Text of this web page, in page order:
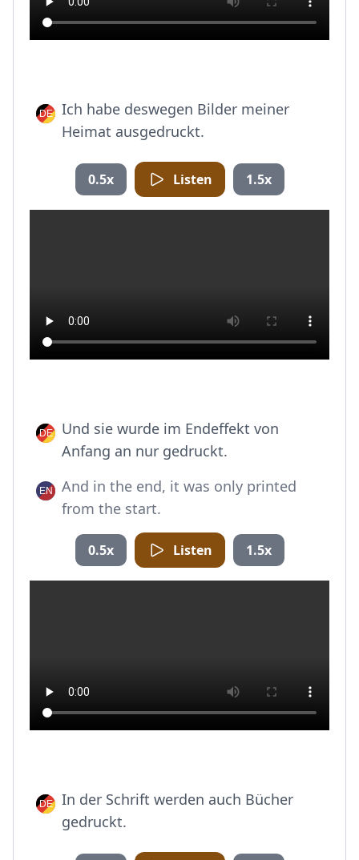
Ich habe deswegen Bilder meiner
Heimat ausgedruckt.
0.5x Listen 1.5x
Und sie wurde im Endeffekt von
Anfang an nur gedruckt.
And in the end, it was only printed
from the start.
0.5x Listen 1.5x
In der Schrift werden auch Bücher
gedruckt.